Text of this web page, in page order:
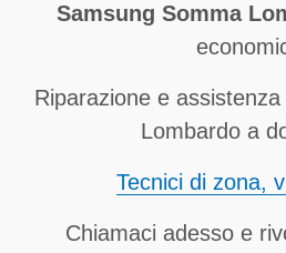
Samsung Somma
Riparazione e
Lombardo a
Tecnici di zona,
Chiamaci adesso e